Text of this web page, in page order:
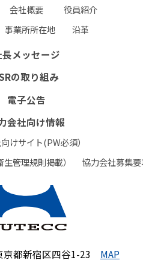
会社概要
役員紹介
事業所所在地 沿革
長メッセージ
の取り組み
電子公告
会社向け情報
けサイト(PW必須）
管理規則掲載）
協力会社募集要項
都新宿区四谷1-23 MAP